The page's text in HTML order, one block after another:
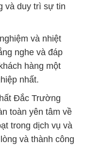
và duy trì sự tin
và nhiệt
nghe và đáp
hàng một
nhất.
Đắc Trường
toàn yên tâm về
trong dịch vụ và
và thành công